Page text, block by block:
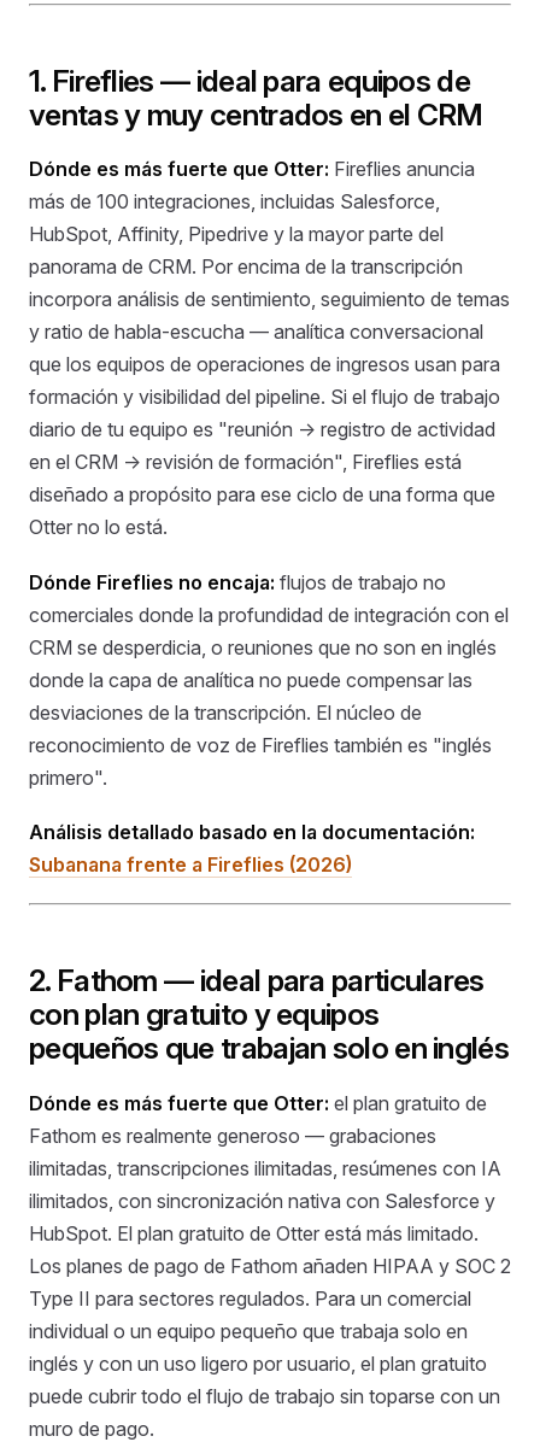
1. Fireflies — ideal para equipos de
ventas y muy centrados en el CRM
Dónde es más fuerte que Otter: Fireflies anuncia
más de 100 integraciones, incluidas Salesforce,
HubSpot, Affinity, Pipedrive y la mayor parte del
panorama de CRM. Por encima de la transcripción
incorpora análisis de sentimiento, seguimiento de temas
y ratio de habla-escucha — analítica conversacional
que los equipos de operaciones de ingresos usan para
formación y visibilidad del pipeline. Si el flujo de trabajo
diario de tu equipo es "reunión → registro de actividad
en el CRM → revisión de formación", Fireflies está
diseñado a propósito para ese ciclo de una forma que
Otter no lo está.
Dónde Fireflies no encaja: flujos de trabajo no
comerciales donde la profundidad de integración con el
CRM se desperdicia, o reuniones que no son en inglés
donde la capa de analítica no puede compensar las
desviaciones de la transcripción. El núcleo de
reconocimiento de voz de Fireflies también es "inglés
primero".
Análisis detallado basado en la documentación:
Subanana frente a Fireflies (2026)
2. Fathom — ideal para particulares
con plan gratuito y equipos
pequeños que trabajan solo en inglés
Dónde es más fuerte que Otter: el plan gratuito de
Fathom es realmente generoso — grabaciones
ilimitadas, transcripciones ilimitadas, resúmenes con IA
ilimitados, con sincronización nativa con Salesforce y
HubSpot. El plan gratuito de Otter está más limitado.
Los planes de pago de Fathom añaden HIPAA y SOC 2
Type II para sectores regulados. Para un comercial
individual o un equipo pequeño que trabaja solo en
inglés y con un uso ligero por usuario, el plan gratuito
puede cubrir todo el flujo de trabajo sin toparse con un
muro de pago.